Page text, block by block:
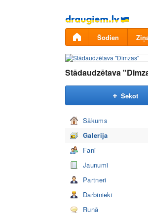
Pāriet
uz
saturu
Šodien
Stādaudzētava
Sekot
Sākums
Galerija
Fani
Jaunumi
Partneri
Darbinieki
Runā